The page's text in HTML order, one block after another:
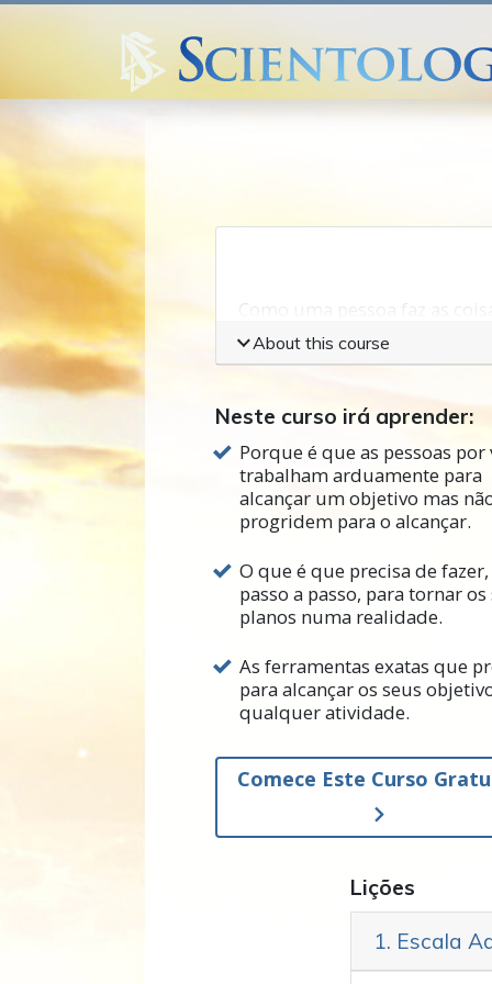
Como uma pessoa faz as
de nóstemos ideias do que
Ou talvez temos problemas
Pessoas, empresas e até
olhar mais atrás na história,
mostram muitos planos que
L. Ron Hubbard descobriu
organização. Ele também
é não ser capaz de fazer
Neste capítulo, descobrirá
isso é feito por meio de
atingir objetivos para si
realidade.
Ao fazer este curso,
totalmente. A única razão
About this course
Neste curso irá aprender:
Porque é que as pessoas por
trabalham arduamente para
alcançar um objetivo mas
progridem para o alcançar.
O que é que precisa de fazer,
passo a passo, para tornar os
planos numa realidade.
As ferramentas exatas que
para alcançar os seus
qualquer atividade.
Comece Este Curso
Lições
1. Escala